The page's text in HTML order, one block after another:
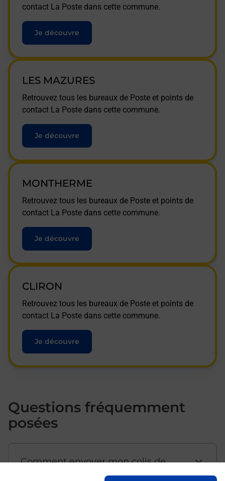
contact La Poste dans cette commune.
Je découvre
LES MAZURES
Retrouvez tous les bureaux de Poste et points de
contact La Poste dans cette commune.
Je découvre
MONTHERME
Retrouvez tous les bureaux de Poste et points de
contact La Poste dans cette commune.
Je découvre
CLIRON
Retrouvez tous les bureaux de Poste et points de
contact La Poste dans cette commune.
Je découvre
Questions fréquemment
posées
Comment envoyer mon colis de